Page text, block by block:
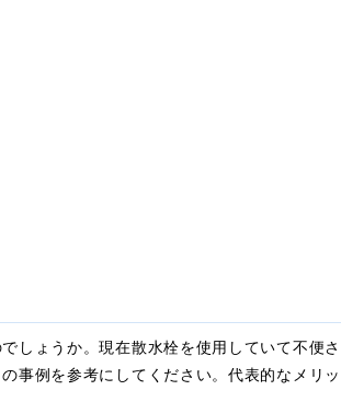
しょうか。現在散水栓を使用していて不便さ
事例を参考にしてください。代表的なメリッ